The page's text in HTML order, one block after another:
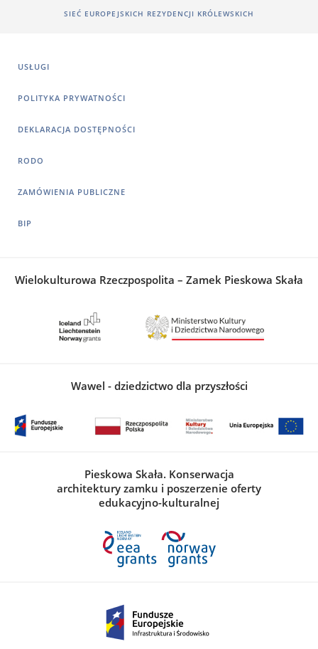
SIEĆ EUROPEJSKICH REZYDENCJI KRÓLEWSKICH
USŁUGI
POLITYKA PRYWATNOŚCI
DEKLARACJA DOSTĘPNOŚCI
RODO
ZAMÓWIENIA PUBLICZNE
BIP
Wielokulturowa Rzeczpospolita – Zamek Pieskowa Skała
Wawel - dziedzictwo dla przyszłości
Pieskowa Skała. Konserwacja
architektury zamku i poszerzenie oferty
edukacyjno-kulturalnej